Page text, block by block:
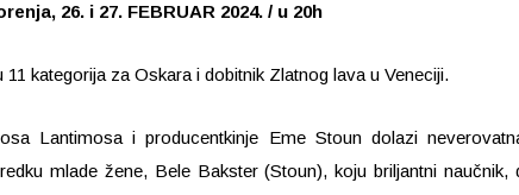
26. i 27. FEBRUAR 2024. / u 20h
kategorija za Oskara i dobitnik Zlatnog lava u Veneciji.
Lantimosa i producentkinje Eme Stoun dolazi
mlade žene, Bele Bakster (Stoun), koju briljantni naučnik,